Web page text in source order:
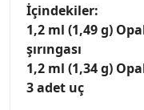
İçindekiler:
1,2 ml (1,49 g)
şırıngası
1,2 ml (1,34 g)
3 adet uç